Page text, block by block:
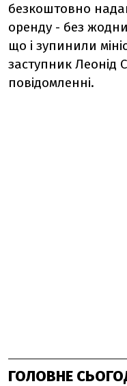
безкоштовно
оренду - без
що і зупинили
заступник Леонід
повідомленні.
ГОЛОВНЕ